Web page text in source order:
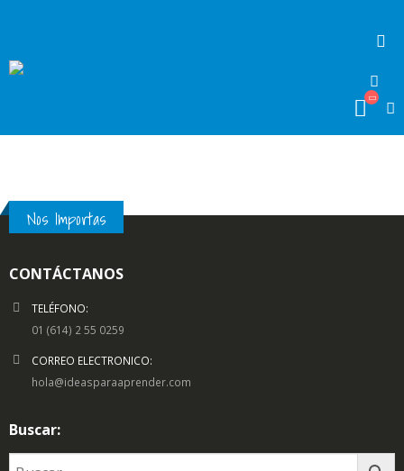
Nos Importas
CONTÁCTANOS
TELÉFONO:
01 (614) 2 55 0259
CORREO ELECTRONICO:
hola@ideasparaaprender.com
Buscar: